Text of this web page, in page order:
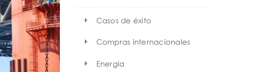
Casos de éxito
Compras internacionales
Energía